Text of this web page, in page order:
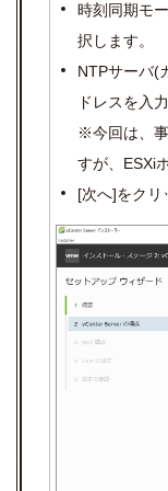
時刻同期モー
択します。
NTPサーバ(
ドレスを入
※今回は、
すが、 ESXi
[次へ]をクリ